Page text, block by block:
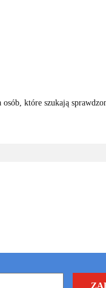
które szukają